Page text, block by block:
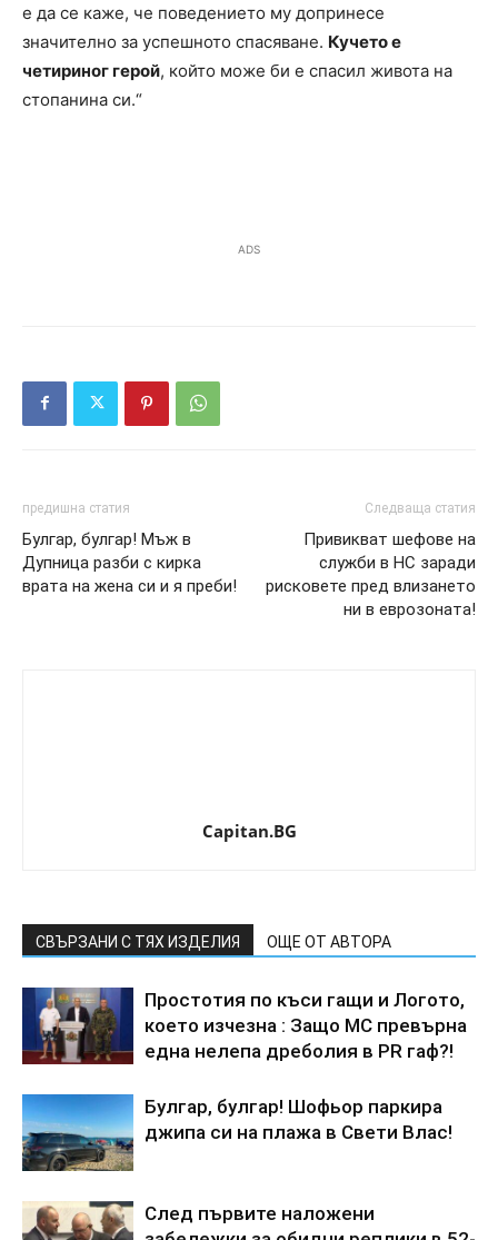
е да се каже, че поведението му допринесе
значително за успешното спасяване. Кучето е
четириног герой, който може би е спасил живота на
стопанина си.“
ADS
предишна статия
Булгар, булгар! Мъж в
Дупница разби с кирка
врата на жена си и я преби!
Следваща статия
Привикват шефове на
служби в НС заради
рисковете пред влизането
ни в еврозоната!
Capitan.BG
СВЪРЗАНИ С ТЯХ ИЗДЕЛИЯ ОЩЕ ОТ АВТОРА
Простотия по къси гащи и Логото,
което изчезна : Защо МС превърна
една нелепа дреболия в PR гаф?!
Булгар, булгар! Шофьор паркира
джипа си на плажа в Свети Влас!
След първите наложени